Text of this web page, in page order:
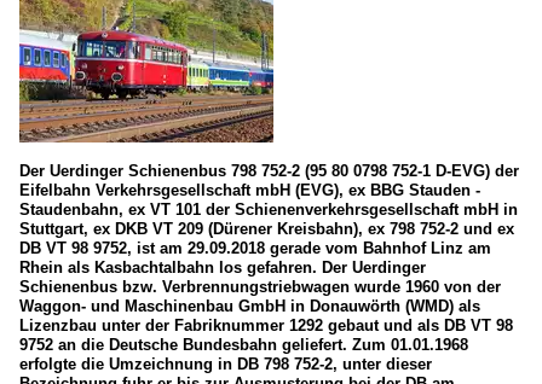
Der Uerdinger Schienenbus 798 752-2 (95 80 0798 752-1 D-EVG) der
Eifelbahn Verkehrsgesellschaft mbH (EVG), ex BBG Stauden -
Staudenbahn, ex VT 101 der Schienenverkehrsgesellschaft mbH in
Stuttgart, ex DKB VT 209 (Dürener Kreisbahn), ex 798 752-2 und ex
DB VT 98 9752, ist am 29.09.2018 gerade vom Bahnhof Linz am
Rhein als Kasbachtalbahn los gefahren. Der Uerdinger
Schienenbus bzw. Verbrennungstriebwagen wurde 1960 von der
Waggon- und Maschinenbau GmbH in Donauwörth (WMD) als
Lizenzbau unter der Fabriknummer 1292 gebaut und als DB VT 98
9752 an die Deutsche Bundesbahn geliefert. Zum 01.01.1968
erfolgte die Umzeichnung in DB 798 752-2, unter dieser